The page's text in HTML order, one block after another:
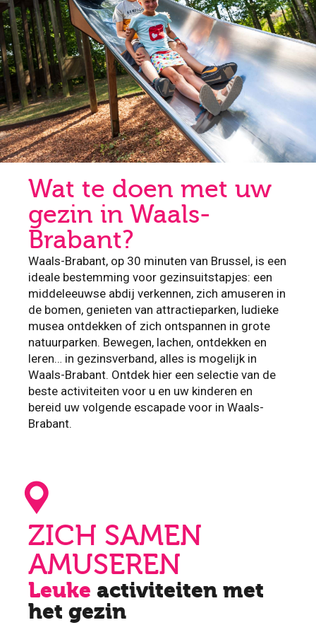
Wat te doen met uw
gezin in Waals-
Brabant?
Waals-Brabant, op 30 minuten van Brussel, is een
ideale bestemming voor gezinsuitstapjes: een
middeleeuwse abdij verkennen, zich amuseren in
de bomen, genieten van attractieparken, ludieke
musea ontdekken of zich ontspannen in grote
natuurparken. Bewegen, lachen, ontdekken en
leren… in gezinsverband, alles is mogelijk in
Waals-Brabant. Ontdek hier een selectie van de
beste activiteiten voor u en uw kinderen en
bereid uw volgende escapade voor in Waals-
Brabant.
ZICH SAMEN
AMUSEREN
Leuke activiteiten met
het gezin